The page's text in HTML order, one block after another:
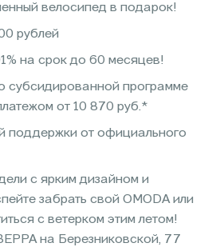
велосипед в подарок!
рублей
на срок до 60 месяцев!
субсидированной программе
от 10 870 руб.*
поддержки от официального
с ярким дизайном и
забрать свой OMODA или
с ветерком этим летом!
на Березниковской, 77